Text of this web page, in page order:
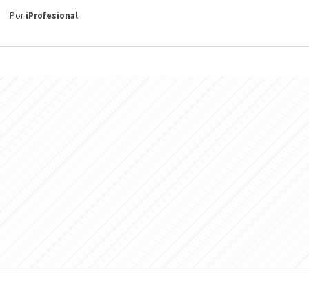
PoriProfesional